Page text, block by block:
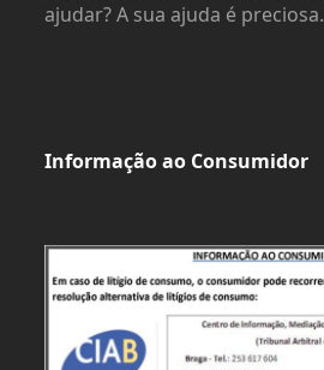
ajudar? A sua ajuda é preciosa.
Informação ao Consumidor